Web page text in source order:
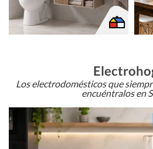
Los electrodomésticos que
encuéntralos en